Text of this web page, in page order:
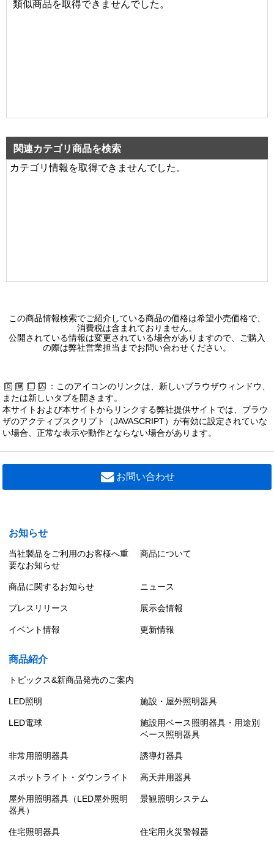
類似商品を取得できませんでした。
関連カテゴリ商品を検索
カテゴリ情報を取得できませんでした。
この商品情報検索でご紹介している商品の価格は希望小売価格で、
消費税は含まれておりません。
公開されている情報は変更されている場合がありますので、ご購入
の際は弊社営業担当までお問い合わせください。
：このアイコンのリンクは、新しいブラウザウィンドウ、
または新しいタブを開きます。
本サイトおよび本サイトからリンクする弊社提供サイトでは、ブラウ
ザのアクティブスクリプト（JAVASCRIPT）が有効に設定されていな
い場合、正常な表示や動作とならない場合があります。
お問い合わせ
お知らせ
当社製品をご利用のお客様へ重
要なお知らせ
商品について
商品に関するお知らせ ニュース
プレスリリース 展示会情報
イベント情報 更新情報
商品紹介
トピックス&新商品発売のご案内
LED照明 施設・屋外照明器具
LED電球
施設用ベース照明器具・用途別
ベース照明器具
非常用照明器具 誘導灯器具
スポットライト・ダウンライト 高天井用器具
屋外用照明器具（LED屋外照明
器具）
景観照明システム
住宅照明器具 住宅用火災警報器